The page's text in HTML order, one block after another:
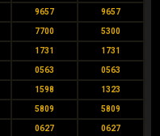
9657 9657
7700 5300
1731 1731
0563 0563
1598 1323
5809 5809
0627 0627